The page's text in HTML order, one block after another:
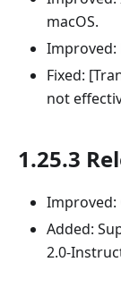
macOS.
Improved:
Fixed:
not
1.25.3
Improved:
Added:
2.0-